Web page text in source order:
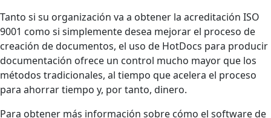
Tanto si su organización va a obtener la acreditación ISO
9001 como si simplemente desea mejorar el proceso de
creación de documentos, el uso de HotDocs para producir
documentación ofrece un control mucho mayor que los
métodos tradicionales, al tiempo que acelera el proceso
para ahorrar tiempo y, por tanto, dinero.
Para obtener más información sobre cómo el software de